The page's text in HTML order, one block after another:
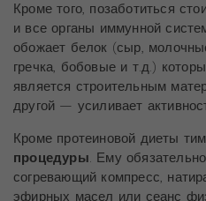
Кроме того, позаботиться
и все органы иммунной
обожает белок (сыр,
гречка, бобовые и т.д.)
является строительным
другой — усиливает
Кроме протеиновой диеты
процедуры. Ему
согревающий компресс,
эфирных масел или сеанс